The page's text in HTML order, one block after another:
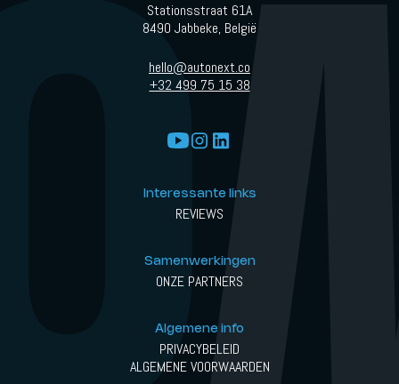
Stationsstraat 61A
8490 Jabbeke, België
hello@autonext.co
+32 499 75 15 38
Interessante links
REVIEWS
Samenwerkingen
ONZE PARTNERS
Algemene info
PRIVACYBELEID
ALGEMENE VOORWAARDEN